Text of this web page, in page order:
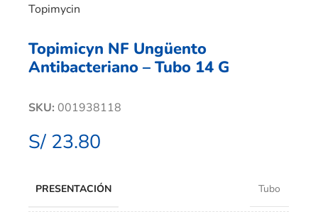
Topimycin
Topimicyn NF Ungüento
Antibacteriano – Tubo 14 G
SKU: 001938118
S/ 23.80
PRESENTACIÓN Tubo